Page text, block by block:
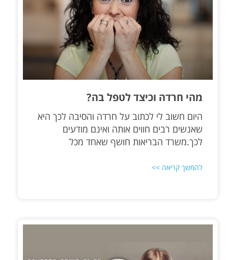
מהי חרדה וכיצד לטפל בה?
היום חשוב לי לכתוב על חרדה והסיבה לכך היא
שאנשים רבים חווים אותה ואינם מודעים
לכך.משרד הבריאות חושף שאחד מכל
להמשך קריאה >>